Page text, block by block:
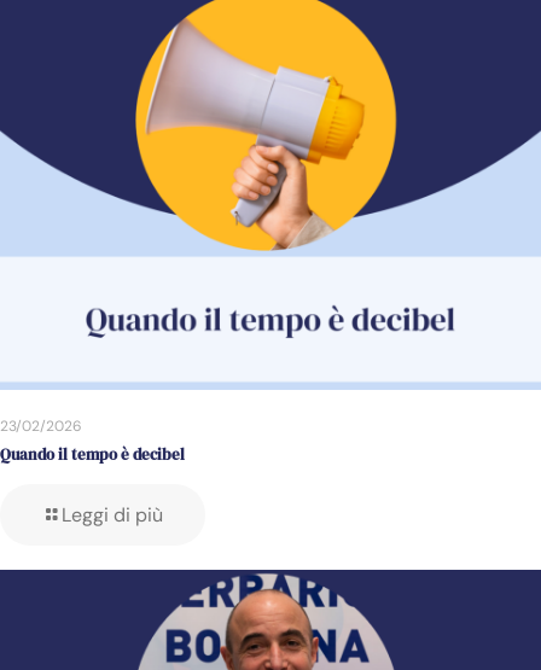
23/02/2026
Quando il tempo è decibel
Leggi di più